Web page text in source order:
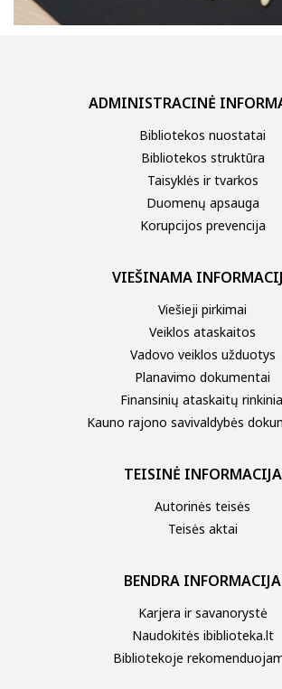
ADMINISTRACINĖ
Bibliotekos nuostatai
Bibliotekos struktūra
Taisyklės ir tvarkos
Duomenų apsauga
Korupcijos prevencija
VIEŠINAMA
Viešieji pirkimai
Veiklos ataskaitos
Vadovo veiklos užduotys
Planavimo dokumentai
Finansinių ataskaitų
Kauno rajono savivaldybės
TEISINĖ INFORMACIJA
Autorinės teisės
Teisės aktai
BENDRA INFORMACIJA
Karjera ir savanorystė
Naudokitės ibiblioteka.lt
Bibliotekoje